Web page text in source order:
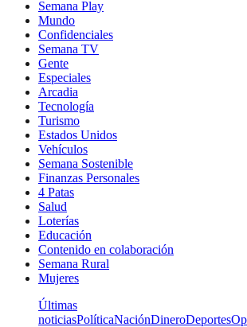
Semana Play
Mundo
Confidenciales
Semana TV
Gente
Especiales
Arcadia
Tecnología
Turismo
Estados Unidos
Vehículos
Semana Sostenible
Finanzas Personales
4 Patas
Salud
Loterías
Educación
Contenido en colaboración
Semana Rural
Mujeres
Últimas
noticiasPolíticaNaciónDineroDeportes